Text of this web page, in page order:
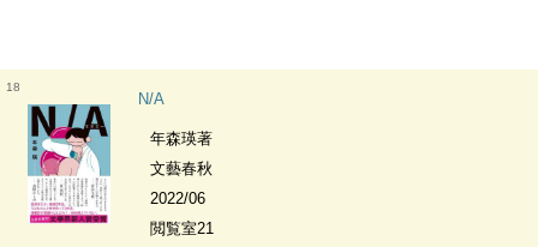
18
N/A
年森瑛著
文藝春秋
2022/06
閲覧室21